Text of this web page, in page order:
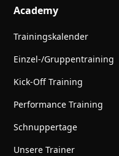
Academy
Trainingskalender
Einzel-/Gruppentraining
Kick-Off Training
Performance Training
Schnuppertage
Unsere Trainer